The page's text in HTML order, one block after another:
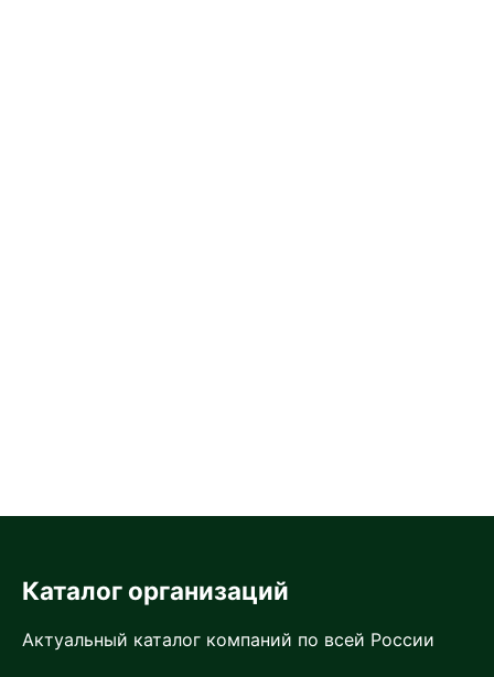
Каталог организаций
Актуальный каталог компаний по всей России